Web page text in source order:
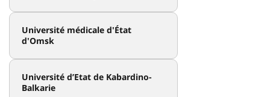
Université médicale d'État
d'Omsk
Université d’Etat de Kabardino-
Balkarie